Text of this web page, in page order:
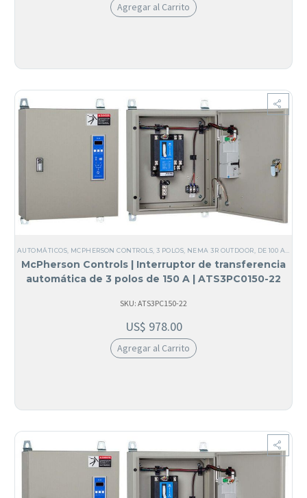
Agregar al Carrito
AUTOMÁTICOS, MCPHERSON CONTROLS, 3 POLOS NEMA 3R OUTDOOR DE 100 A 200 AMPERIOS
McPherson Controls | Interruptor de transferencia
automática de 3 polos de 150 A | ATS3PC0150-22
SKU: ATS3PC150-22
US$ 978.00
Agregar al Carrito